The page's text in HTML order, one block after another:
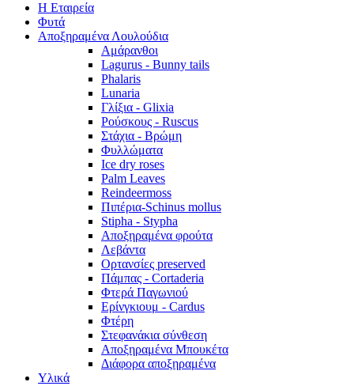
Η Εταιρεία
Φυτά
Αποξηραμένα Λουλούδια
Αμάρανθοι
Lagurus - Bunny tails
Phalaris
Lunaria
Γλίξια - Glixia
Ρούσκους - Ruscus
Στάχια - Βρώμη
Φυλλώματα
Ice dry roses
Palm Leaves
Reindeermoss
Πιπέρια-Schinus mollus
Stipha - Stypha
Αποξηραμένα φρούτα
Λεβάντα
Ορτανσίες preserved
Πάμπας - Cortaderia
Φτερά Παγωνιού
Ερίνγκιουμ - Cardus
Φτέρη
Στεφανάκια σύνθεση
Αποξηραμένα Μπουκέτα
Διάφορα αποξηραμένα
Υλικά